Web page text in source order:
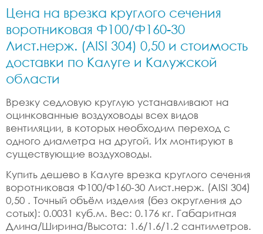
Цена на врезка круглого сечения
воротниковая Ф100/Ф160-30
Лист.нерж. (AISI 304) 0,50 и стоимость
доставки по Калуге и Калужской
области
Врезку седловую круглую устанавливают на
оцинкованные воздуховоды всех видов
вентиляции, в которых необходим переход с
одного диаметра на другой. Их монтируют в
существующие воздуховоды.
Купить дешево в Калуге врезка круглого сечения
воротниковая Ф100/Ф160-30 Лист.нерж. (AISI 304)
0,50 . Точный объём изделия (без округления до
сотых): 0.0031 куб.м. Вес: 0.176 кг. Габаритная
Длина/Ширина/Высота: 1.6/1.6/1.2 сантиметров.